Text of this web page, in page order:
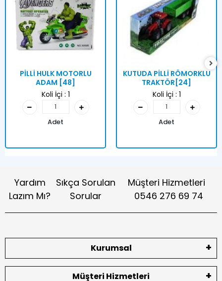
PİLLİ HULK MOTORLU
ADAM [48]
Koli İçi : 1
Adet
KUTUDA PİLLİ RÖMORKLU
TRAKTÖR[24]
Koli İçi : 1
Adet
Yardım
Lazım Mı?
Sıkça Sorulan
Sorular
Müşteri Hizmetleri
0546 276 69 74
Kurumsal
Müşteri Hizmetleri